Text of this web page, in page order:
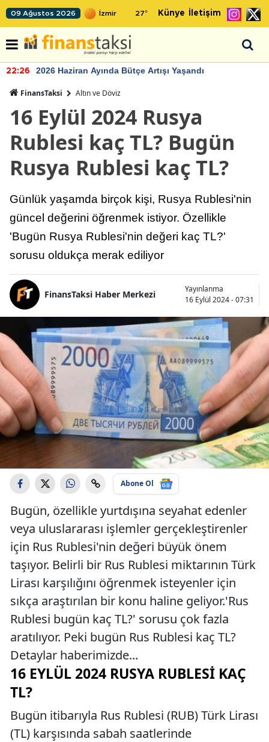
09 Ağustos 2026 27° Künye İletişim
22:26 2026 Haziran Ayında Bütçe Artışı Yaşandı
FinansTaksi Altın ve Döviz
16 Eylül 2024 Rusya
Rublesi kaç TL? Bugün
Rusya Rublesi kaç TL?
Günlük yaşamda birçok kişi, Rusya Rublesi'nin
güncel değerini öğrenmek istiyor. Özellikle
'Bugün Rusya Rublesi'nin değeri kaç TL?'
sorusu oldukça merak ediliyor
FinansTaksi Haber Merkezi
Yayınlanma
16 Eylül 2024 - 07:31
Abone Ol
Bugün, özellikle yurtdışına seyahat edenler
veya uluslararası işlemler gerçekleştirenler
için Rus Rublesi'nin değeri büyük önem
taşıyor. Belirli bir Rus Rublesi miktarının Türk
Lirası karşılığını öğrenmek isteyenler için
sıkça araştırılan bir konu haline geliyor.'Rus
Rublesi bugün kaç TL?' sorusu çok fazla
aratılıyor. Peki bugün Rus Rublesi kaç TL?
Detaylar haberimizde...
16 EYLÜL 2024 RUSYA RUBLESI KAÇ
TL?
Bugün itibarıyla Rus Rublesi (RUB) Türk Lirası
(TL) karşısında sabah saatlerinde